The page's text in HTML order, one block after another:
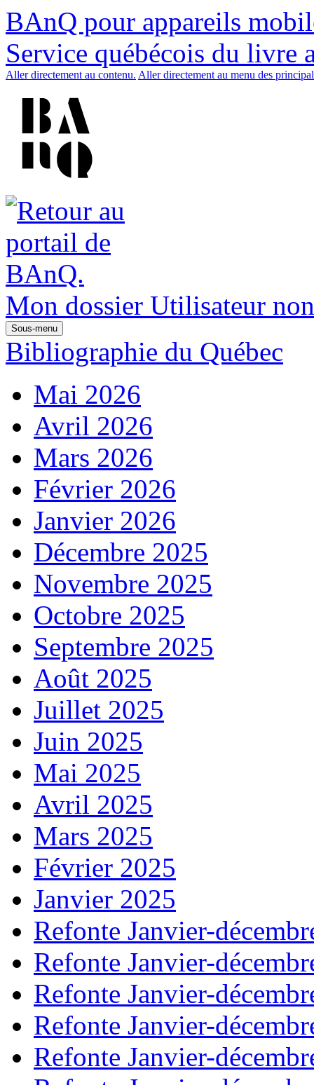
BAnQ pour appareils
Service québécois du livre
Aller directement au contenu. Aller directement au menu des
Mon dossier Utilisateur
Sous-menu
Bibliographie du Québec
Mai 2026
Avril 2026
Mars 2026
Février 2026
Janvier 2026
Décembre 2025
Novembre 2025
Octobre 2025
Septembre 2025
Août 2025
Juillet 2025
Juin 2025
Mai 2025
Avril 2025
Mars 2025
Février 2025
Janvier 2025
Refonte Janvier-
Refonte Janvier-
Refonte Janvier-
Refonte Janvier-
Refonte Janvier-